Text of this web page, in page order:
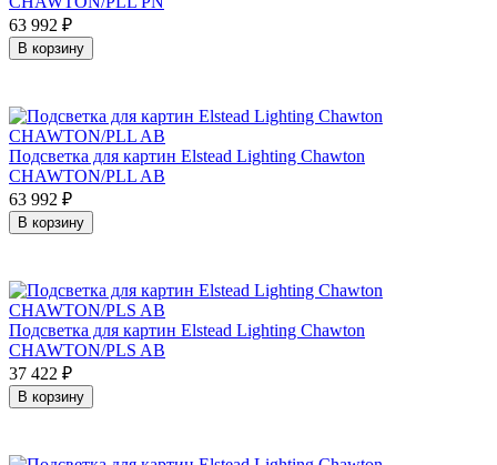
63 992 ₽
В корзину
Подсветка для картин Elstead Lighting Chawton
CHAWTON/PLL AB
63 992 ₽
В корзину
Подсветка для картин Elstead Lighting Chawton
CHAWTON/PLS AB
37 422 ₽
В корзину